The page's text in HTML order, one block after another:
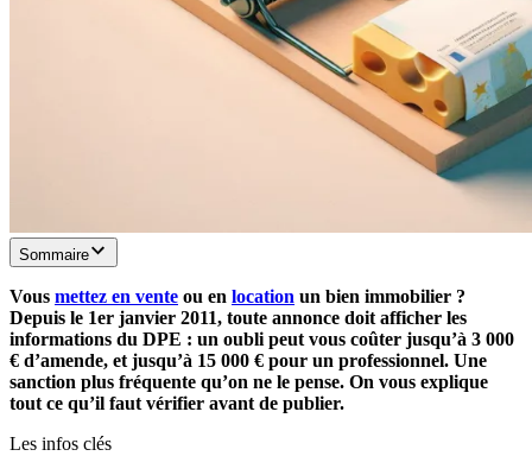
Sommaire
Vous mettez en vente ou en location un bien immobilier ?
Depuis le 1er janvier 2011, toute annonce doit afficher les
informations du DPE : un oubli peut vous coûter jusqu’à 3 000
€ d’amende, et jusqu’à 15 000 € pour un professionnel. Une
sanction plus fréquente qu’on ne le pense. On vous explique
tout ce qu’il faut vérifier avant de publier.
Les infos clés